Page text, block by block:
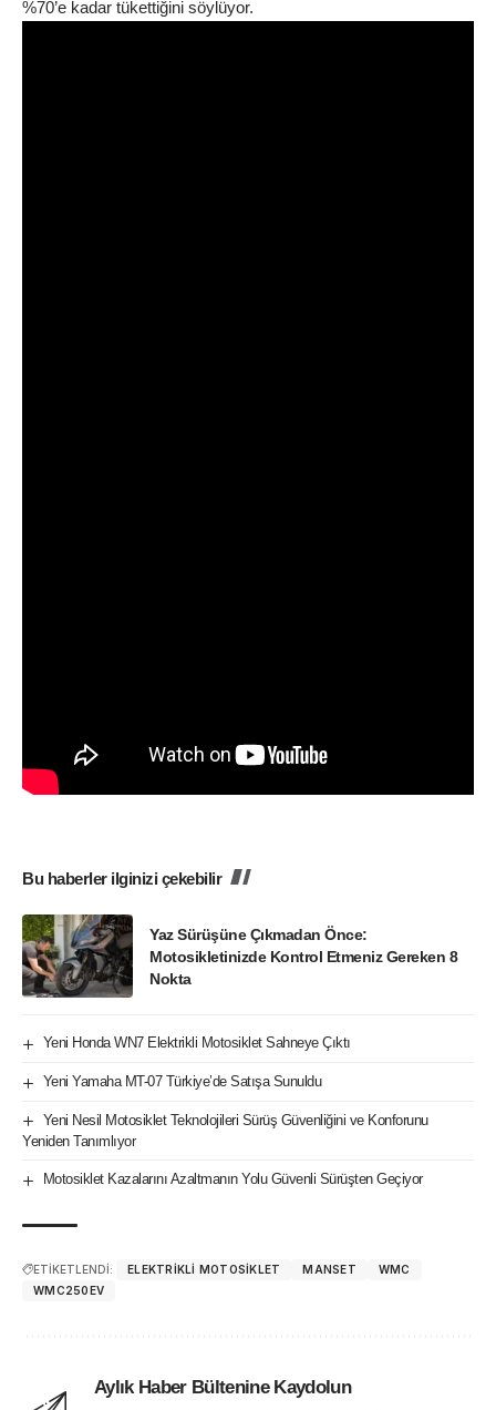
%70’e kadar tükettiğini söylüyor.
Bu haberler ilginizi çekebilir
Yaz Sürüşüne Çıkmadan Önce:
Motosikletinizde Kontrol Etmeniz Gereken 8
Nokta
Yeni Honda WN7 Elektrikli Motosiklet Sahneye Çıktı
Yeni Yamaha MT-07 Türkiye’de Satışa Sunuldu
Yeni Nesil Motosiklet Teknolojileri Sürüş Güvenliğini ve Konforunu
Yeniden Tanımlıyor
Motosiklet Kazalarını Azaltmanın Yolu Güvenli Sürüşten Geçiyor
ETİKETLENDİ: ELEKTRIKLI MOTOSIKLET MANSET
WMC
WMC250EV
Aylık Haber Bültenine Kaydolun